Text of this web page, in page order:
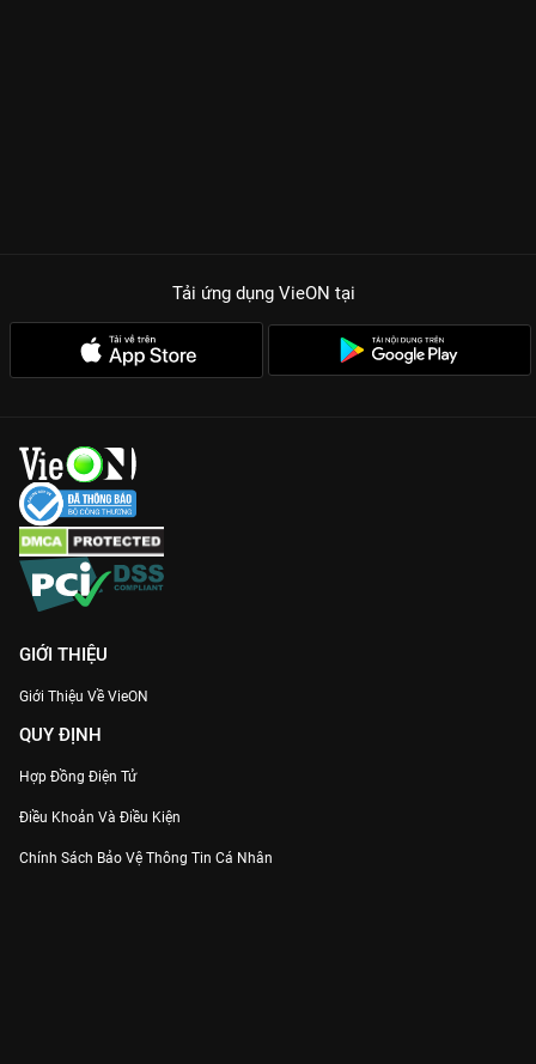
Tải ứng dụng VieON tại
GIỚI THIỆU
Giới Thiệu Về VieON
QUY ĐỊNH
Hợp Đồng Điện Tử
Điều Khoản Và Điều Kiện
Chính Sách Bảo Vệ Thông Tin Cá Nhân